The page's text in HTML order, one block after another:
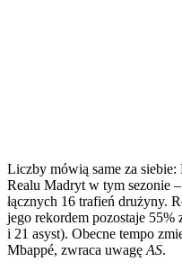
Liczby mówią same za
Realu Madryt w tym sezonie
łącznych 16 trafień drużyny.
jego rekordem pozostaje
i 21 asyst). Obecne tempo
Mbappé, zwraca uwagę AS.